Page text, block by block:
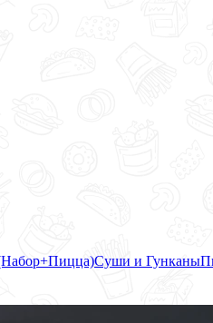
Суши и Гунканы